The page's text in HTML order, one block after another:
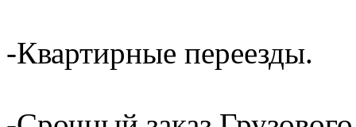
-Квартирные переезды.